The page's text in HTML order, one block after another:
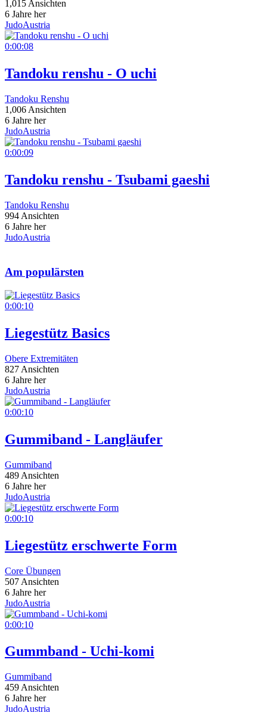
1,015 Ansichten
6 Jahre her
JudoAustria
0:00:08
Tandoku renshu - O uchi
Tandoku Renshu
1,006 Ansichten
6 Jahre her
JudoAustria
0:00:09
Tandoku renshu - Tsubami gaeshi
Tandoku Renshu
994 Ansichten
6 Jahre her
JudoAustria
Am populärsten
0:00:10
Liegestütz Basics
Obere Extremitäten
827 Ansichten
6 Jahre her
JudoAustria
0:00:10
Gummiband - Langläufer
Gummiband
489 Ansichten
6 Jahre her
JudoAustria
0:00:10
Liegestütz erschwerte Form
Core Übungen
507 Ansichten
6 Jahre her
JudoAustria
0:00:10
Gummband - Uchi-komi
Gummiband
459 Ansichten
6 Jahre her
JudoAustria